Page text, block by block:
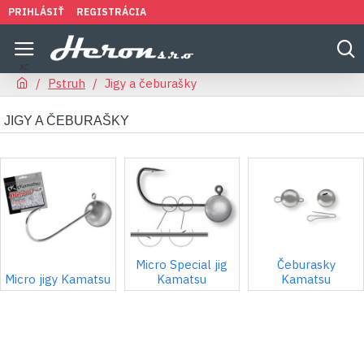
PRIHLÁSIŤ REGISTRÁCIA
Pstruh Jigy a čeburašky
JIGY A ČEBURAŠKY
Micro jigy Kamatsu
Micro Special jig
Kamatsu
Čeburasky
Kamatsu